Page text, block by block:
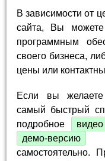
В зависимости от
сайта, Вы
программным
своего бизнеса,
цены или
Если вы желаете
самый быстрый
подробное
видео
демо-версию
и
самостоятельно.